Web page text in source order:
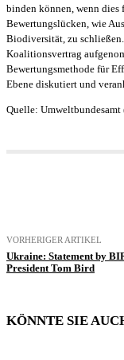
binden können, wenn
Bewertungslücken, wie
Biodiversität, zu
Koalitionsvertrag
Bewertungsmethode für
Ebene diskutiert und
Quelle: Umweltbundesamt
VORHERIGER ARTIKEL
Ukraine: Statement by
President Tom Bird
KÖNNTE SIE